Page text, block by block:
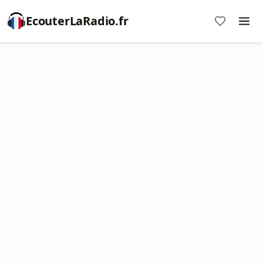
EcouterLaRadio.fr